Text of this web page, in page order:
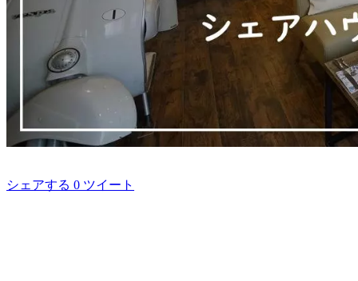
シェアする 0 ツイート